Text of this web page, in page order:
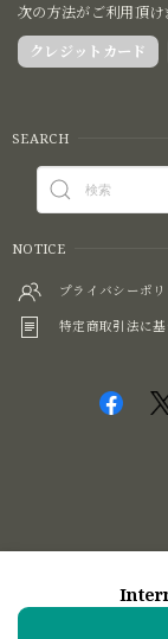
次の方法がご利用頂け
クレジットカード
SEARCH
NOTICE
プライバシーポ
特定商取引法に